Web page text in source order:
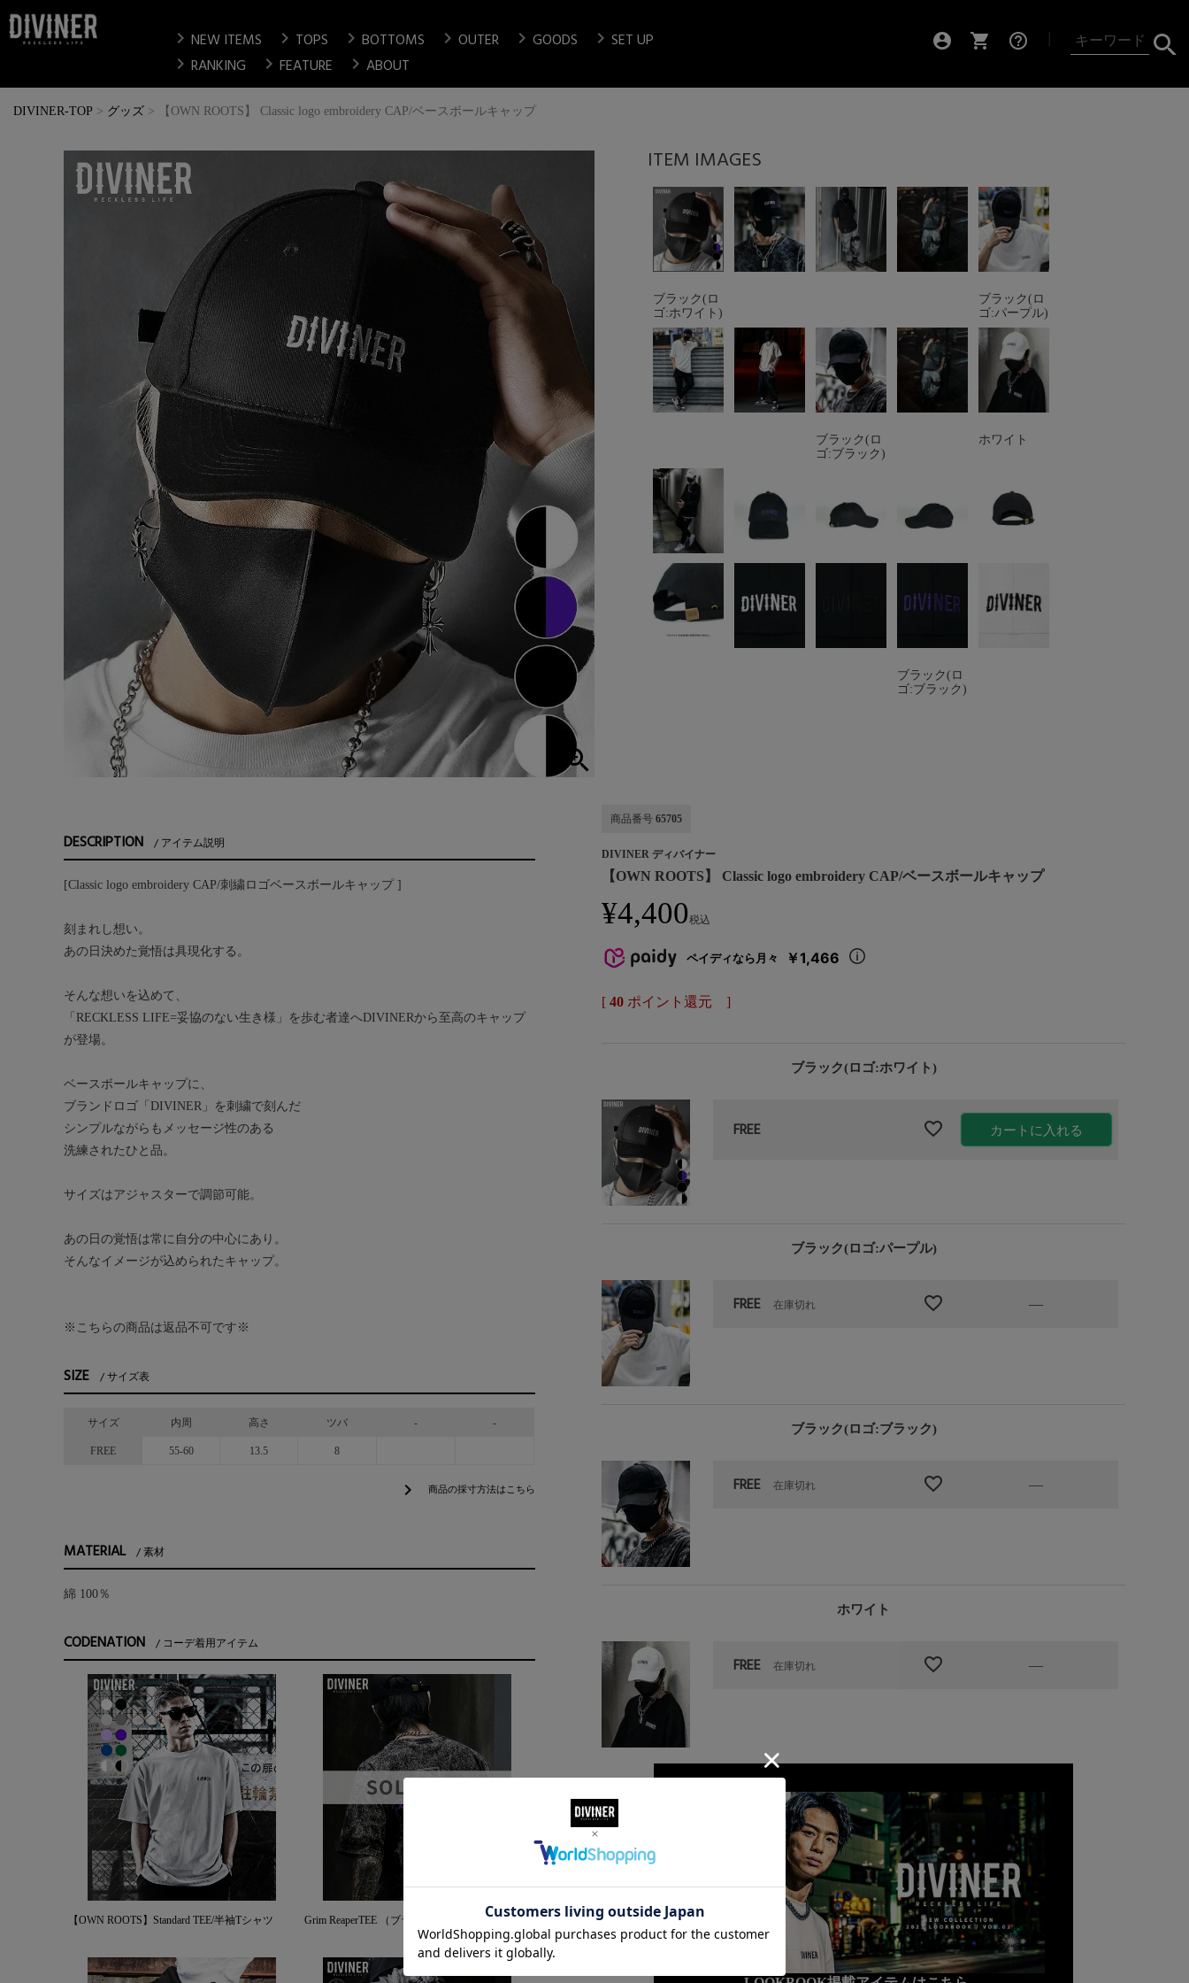
chevron_right NEW ITEMS chevron_right TOPS chevron_right BOTTOMS chevron_right OUTER chevron_right GOODS chevron_right SET UP
chevron_right RANKING chevron_right FEATURE chevron_right ABOUT
account_circle shopping_cart help_outline
DIVINER-TOP グッズ 【OWN ROOTS】 Classic logo embroidery CAP/ベースボールキャップ
ブラック(ロ
ゴ:ホワイト)
ブラック(ロ
ゴ:パープル)
ブラック(ロ
ゴ:ブラック)
ホワイト
ブラック(ロ
ゴ:ブラック)
DESCRIPTION アイテム説明
[Classic logo embroidery CAP/刺繍ロゴベースボールキャップ ]
刻まれし想い。
あの日決めた覚悟は具現化する。
そんな想いを込めて、
「RECKLESS LIFE=妥協のない生き様」を歩む者達へDIVINERから至高のキャップ
が登場。
ベースボールキャップに、
ブランドロゴ「DIVINER」を刺繍で刻んだ
シンプルながらもメッセージ性のある
洗練されたひと品。
サイズはアジャスターで調節可能。
あの日の覚悟は常に自分の中心にあり。
そんなイメージが込められたキャップ。
※こちらの商品は返品不可です※
SIZE サイズ表
サイズ 内周 高さ ツバ - -
FREE 55-60 13.5 8
chevron_right 商品の採寸方法はこちら
MATERIAL 素材
綿 100％
CODENATION コーデ着用アイテム
【OWN ROOTS】Standard TEE/半袖Tシャツ Grim ReaperTEE （ブラック）
商品番号 65705
DIVINER ディバイナー
【OWN ROOTS】 Classic logo embroidery CAP/ベースボールキャップ
¥4,400税込
ペイディなら月々 ￥1,466
[ 40 ポイント還元 ]
ブラック(ロゴ:ホワイト)
FREE カートに入れる
ブラック(ロゴ:パープル)
FREE 在庫切れ —
ブラック(ロゴ:ブラック)
FREE 在庫切れ —
ホワイト
FREE 在庫切れ —